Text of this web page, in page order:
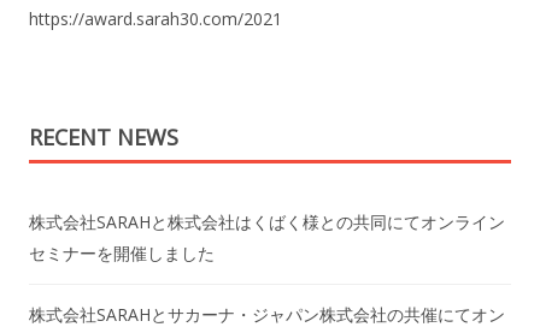
https://award.sarah30.com/2021
RECENT NEWS
株式会社SARAHと株式会社はくばく様との共同にてオンライン
セミナーを開催しました
株式会社SARAHとサカーナ・ジャパン株式会社の共催にてオン